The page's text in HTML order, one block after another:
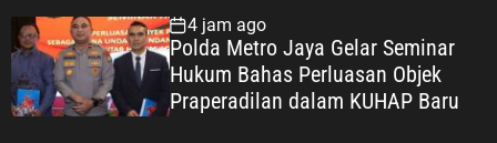
4 jam ago
Polda Metro Jaya Gelar Seminar
Hukum Bahas Perluasan Objek
Praperadilan dalam KUHAP Baru